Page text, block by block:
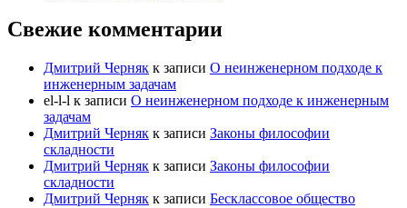
Свежие комментарии
Дмитрий Черняк к записи О неинженерном подходе к
инженерным задачам
el-l-l к записи О неинженерном подходе к инженерным
задачам
Дмитрий Черняк к записи Законы философии
складности
Дмитрий Черняк к записи Законы философии
складности
Дмитрий Черняк к записи Бесклассовое общество